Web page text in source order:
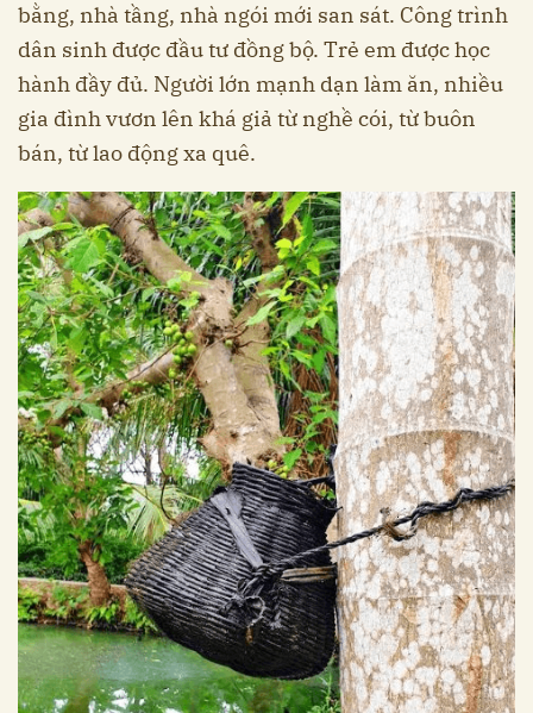
bằng, nhà tầng, nhà ngói mới san sát. Công trình
dân sinh được đầu tư đồng bộ. Trẻ em được học
hành đầy đủ. Người lớn mạnh dạn làm ăn, nhiều
gia đình vươn lên khá giả từ nghề cói, từ buôn
bán, từ lao động xa quê.